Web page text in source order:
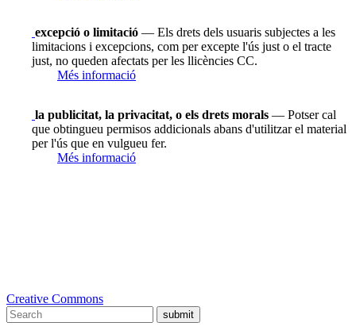
excepció o limitació — Els drets dels usuaris subjectes a les
limitacions i excepcions, com per excepte l'ús just o el tracte
just, no queden afectats per les llicències CC.
Més informació
la publicitat, la privacitat, o els drets morals — Potser cal
que obtingueu permisos addicionals abans d'utilitzar el material
per l'ús que en vulgueu fer.
Més informació
Creative Commons
submit